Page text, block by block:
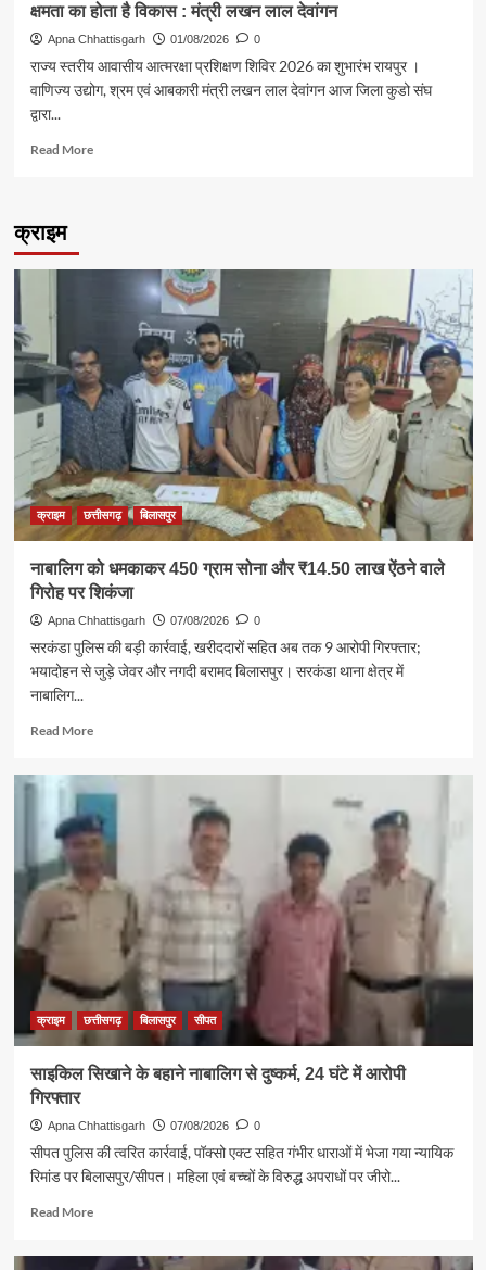
क्षमता का होता है विकास : मंत्री लखन लाल देवांगन
Apna Chhattisgarh 01/08/2026 0
राज्य स्तरीय आवासीय आत्मरक्षा प्रशिक्षण शिविर 2026 का शुभारंभ रायपुर ।
वाणिज्य उद्योग, श्रम एवं आबकारी मंत्री लखन लाल देवांगन आज जिला कुडो संघ
द्वारा...
Read MoreRead
बेटियों
आत्मविश्वास,
और
नेतृत्व
क्षमता
का
होता
विकास
:
मंत्री
लखन
लाल
देवांगन
क्राइम
क्राइम छत्तीसगढ़ बिलासपुर
नाबालिग को धमकाकर 450 ग्राम सोना और ₹14.50 लाख ऐंठने वाले
गिरोह पर शिकंजा
Apna Chhattisgarh 07/08/2026 0
सरकंडा पुलिस की बड़ी कार्रवाई, खरीददारों सहित अब तक 9 आरोपी गिरफ्तार;
भयादोहन से जुड़े जेवर और नगदी बरामद बिलासपुर। सरकंडा थाना क्षेत्र में
नाबालिग...
Read MoreRead
नाबालिग
को
धमकाकर
450
ग्राम
सोना
₹14.50
वाले
गिरोह
क्राइम छत्तीसगढ़ बिलासपुर सीपत
साइकिल सिखाने के बहाने नाबालिग से दुष्कर्म, 24 घंटे में आरोपी
गिरफ्तार
Apna Chhattisgarh 07/08/2026 0
सीपत पुलिस की त्वरित कार्रवाई, पॉक्सो एक्ट सहित गंभीर धाराओं में भेजा गया न्यायिक
रिमांड पर बिलासपुर/सीपत। महिला एवं बच्चों के विरुद्ध अपराधों पर जीरो...
Read MoreRead